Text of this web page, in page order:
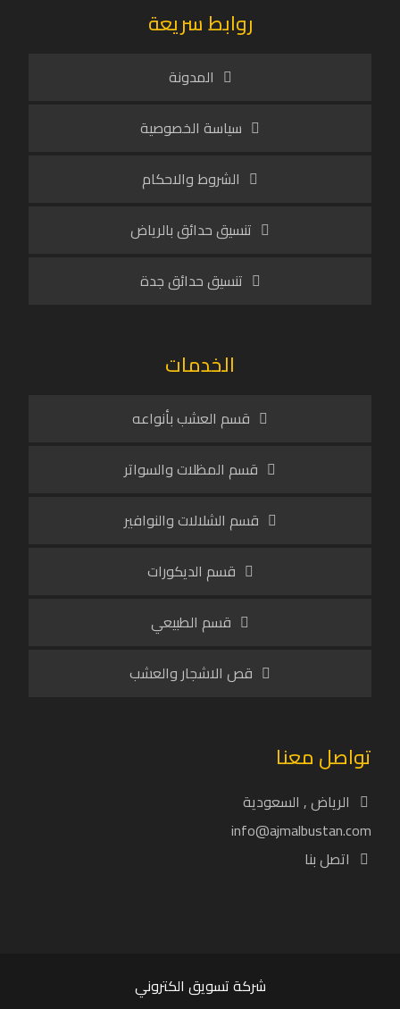
روابط سريعة
المدونة
سياسة الخصوصية
الشروط والاحكام
تنسيق حدائق بالرياض
تنسيق حدائق جدة
الخدمات
قسم العشب بأنواعه
قسم المظلات والسواتر
قسم الشلالات والنوافير
قسم الديكورات
قسم الطبيعي
قص الاشجار والعشب
تواصل معنا
الرياض , السعودية
info@ajmalbustan.com
اتصل بنا
شركة تسويق الكتروني